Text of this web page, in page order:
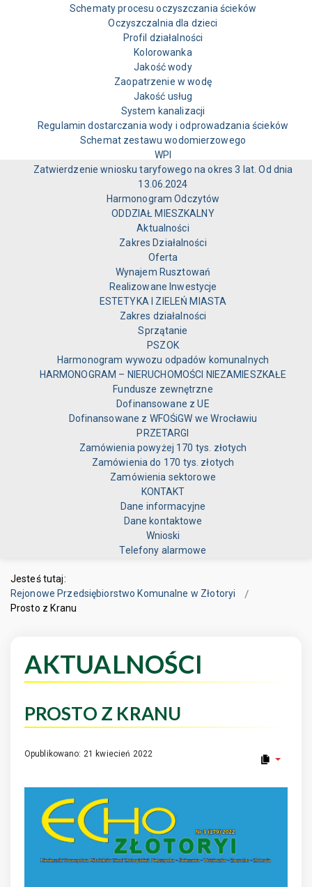
Schematy procesu oczyszczania ścieków
Oczyszczalnia dla dzieci
Profil działalności
Kolorowanka
Jakość wody
Zaopatrzenie w wodę
Jakość usług
System kanalizacji
Regulamin dostarczania wody i odprowadzania ścieków
Schemat zestawu wodomierzowego
WPI
Zatwierdzenie wniosku taryfowego na okres 3 lat. Od dnia
13.06.2024
Harmonogram Odczytów
ODDZIAŁ MIESZKALNY
Aktualności
Zakres Działalności
Oferta
Wynajem Rusztowań
Realizowane Inwestycje
ESTETYKA I ZIELEŃ MIASTA
Zakres działalności
Sprzątanie
PSZOK
Harmonogram wywozu odpadów komunalnych
HARMONOGRAM – NIERUCHOMOŚCI NIEZAMIESZKAŁE
Fundusze zewnętrzne
Dofinansowane z UE
Dofinansowane z WFOŚiGW we Wrocławiu
PRZETARGI
Zamówienia powyżej 170 tys. złotych
Zamówienia do 170 tys. złotych
Zamówienia sektorowe
KONTAKT
Dane informacyjne
Dane kontaktowe
Wnioski
Telefony alarmowe
Jesteś tutaj:
Rejonowe Przedsiębiorstwo Komunalne w Złotoryi
Prosto z Kranu
AKTUALNOŚCI
PROSTO Z KRANU
Opublikowano: 21 kwiecień 2022